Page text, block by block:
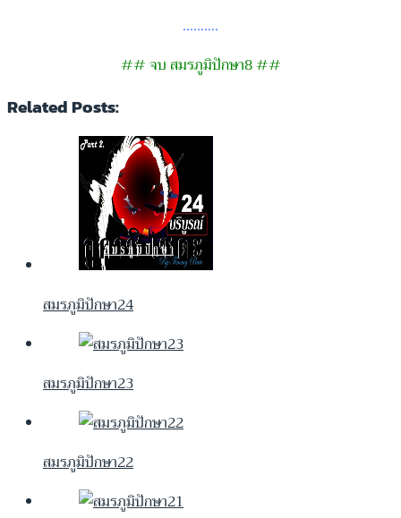
……….
## จบ สมรภูมิปักษา8 ##
Related Posts:
สมรภูมิปักษา24
สมรภูมิปักษา23
สมรภูมิปักษา22